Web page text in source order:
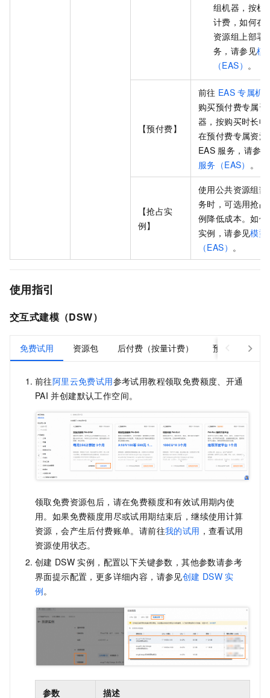
组机器，按机
计费，如何在
资源组上部署
务，请参见模
（EAS） 。
【预付费】
前往 EAS 专属机
购买预付费专属
器，按购买时长
在预付费专属资
EAS 服务，请参见
服务（EAS） 。
【抢占实
例】
使用公共资源组部
务时，可选用抢
例降低成本。如
实例，请参见模型
（EAS） 。
使用指引
交互式建模（DSW）
免费试用 资源包 后付费（按量计费） 预付费（包年
前往阿里云免费试用参考试用教程领取免费额度、开通
PAI 并创建默认工作空间。
领取免费资源包后，请在免费额度和有效试用期内使
用。如果免费额度用尽或试用期结束后，继续使用计算
资源，会产生后付费账单。请前往我的试用 ，查看试用
资源使用状态。
创建 DSW 实例，配置以下关键参数，其他参数请参考
界面提示配置，更多详细内容，请参见创建 DSW 实
例。
参数 描述